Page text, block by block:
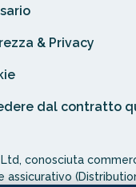
& Privacy
dal contratto
conosciuta